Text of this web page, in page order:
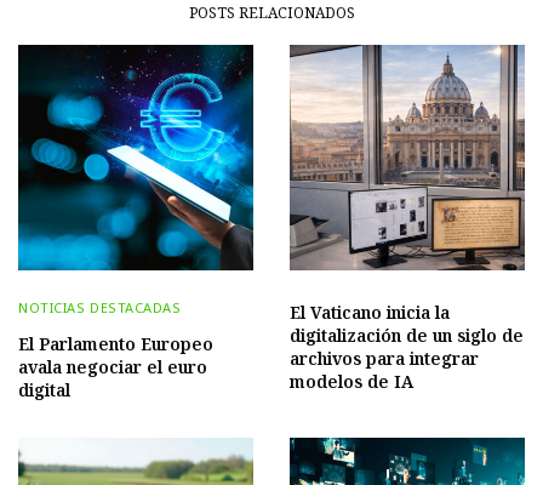
POSTS RELACIONADOS
NOTICIAS DESTACADAS
El Parlamento Europeo
avala negociar el euro
digital
El Vaticano inicia la
digitalización de un siglo de
archivos para integrar
modelos de IA